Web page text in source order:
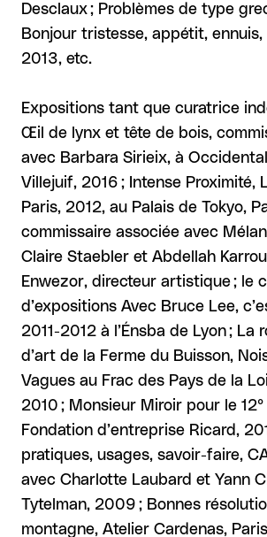
Desclaux ; Problèmes de type
Bonjour tristesse, appétit,
2013, etc.
Expositions tant que curatrice
Œil de lynx et tête de bois,
avec Barbara Sirieix, à
Villejuif, 2016 ; Intense Proximité,
Paris, 2012, au Palais de Tokyo,
commissaire associée avec
Claire Staebler et Abdellah
Enwezor, directeur artistique ; le
d’expositions Avec Bruce Lee,
2011-2012 à l’Énsba de Lyon ; La
d’art de la Ferme du Buisson,
Vagues au Frac des Pays de la
2010 ; Monsieur Miroir pour le
Fondation d’entreprise Ricard,
pratiques, usages, savoir-faire,
avec Charlotte Laubard et Yann
Tytelman, 2009 ; Bonnes
montagne, Atelier Cardenas,